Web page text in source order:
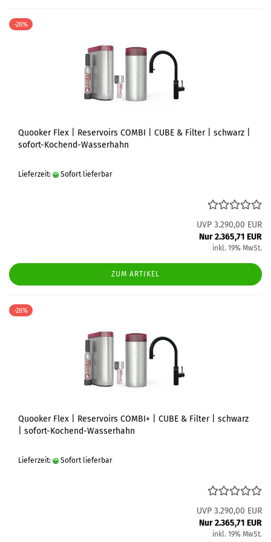
-28%
Quooker Flex | Reservoirs COMBI | CUBE & Filter | schwarz |
sofort-Kochend-Wasserhahn
Lieferzeit: Sofort lieferbar
UVP 3.290,00 EUR
Nur 2.365,71 EUR
inkl. 19% MwSt.
ZUM ARTIKEL
-28%
Quooker Flex | Reservoirs COMBI+ | CUBE & Filter | schwarz
| sofort-Kochend-Wasserhahn
Lieferzeit: Sofort lieferbar
UVP 3.290,00 EUR
Nur 2.365,71 EUR
inkl. 19% MwSt.